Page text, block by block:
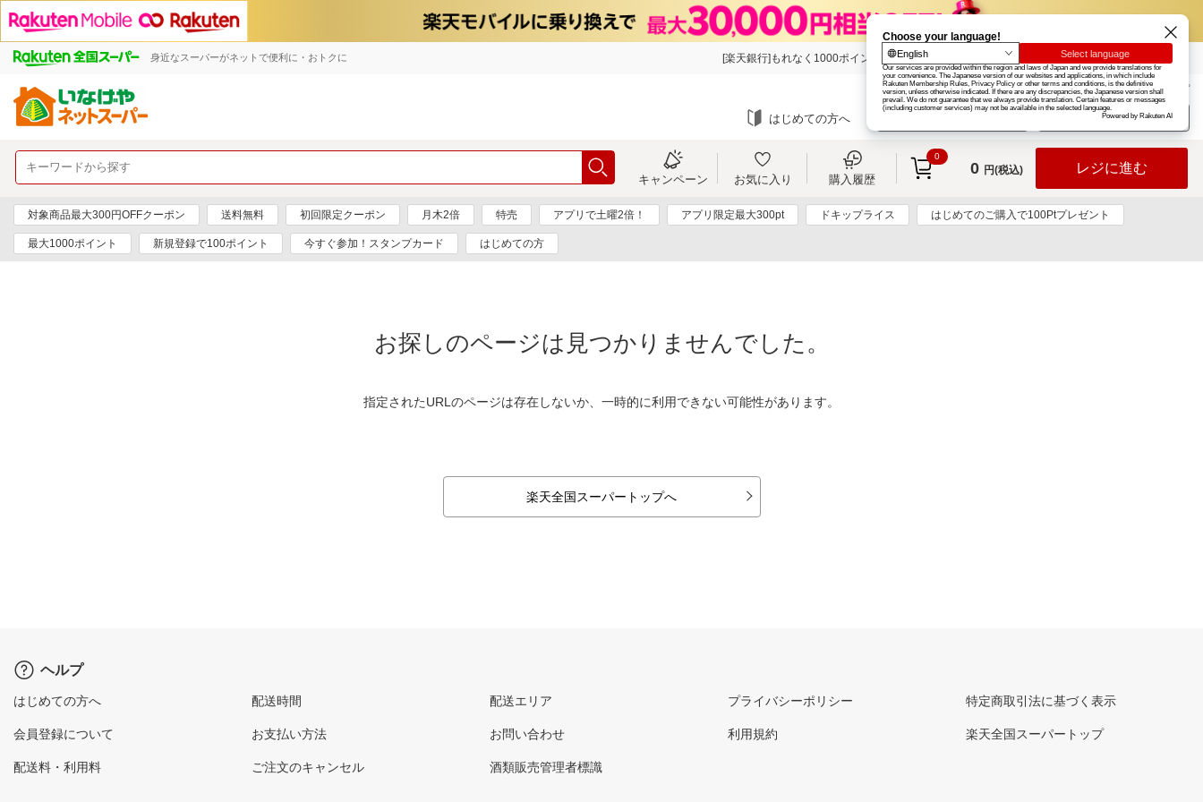
身近なスーパーがネットで便利に・おトクに [楽天銀行]もれなく1000ポイント 楽天グループ カード
お知らせ ヘルプ
はじめての方へ ログイン
キャンペーン お気に入り 購入履歴
0
0 円(税込) レジに進む
対象商品最大300円OFFクーポン 送料無料 初回限定クーポン 月木2倍 特売 アプリで土曜2倍！ アプリ限定最大300pt ドキップライス はじめてのご購入で100Ptプレゼント
最大1000ポイント 新規登録で100ポイント 今すぐ参加！スタンプカード はじめての方
お探しのページは見つかりませんでした。
指定されたURLのページは存在しないか、一時的に利用できない可能性があります。
楽天全国スーパートップへ
ヘルプ
はじめての方へ
会員登録について
配送料・利用料
配送時間
お支払い方法
ご注文のキャンセル
配送エリア
お問い合わせ
酒類販売管理者標識
プライバシーポリシー
利用規約
特定商取引法に基づく表示
楽天全国スーパートップ